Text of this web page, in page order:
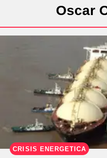
Oscar
CRISIS ENERGÉTICA